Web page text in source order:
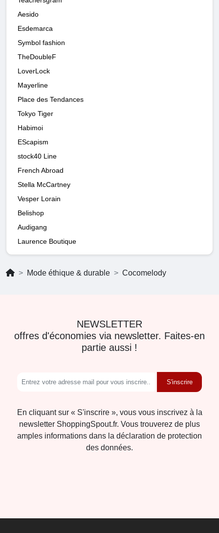
Aesido
Esdemarca
Symbol fashion
TheDoubleF
LoverLock
Mayerline
Place des Tendances
Tokyo Tiger
Habimoi
EScapism
stock40 Line
French Abroad
Stella McCartney
Vesper Lorain
Belishop
Audigang
Laurence Boutique
Mode éthique & durable Cocomelody
NEWSLETTER
offres d'économies via newsletter. Faites-en
partie aussi !
S'inscrire
En cliquant sur « S'inscrire », vous vous inscrivez à la
newsletter ShoppingSpout.fr. Vous trouverez de plus
amples informations dans la déclaration de protection
des données.